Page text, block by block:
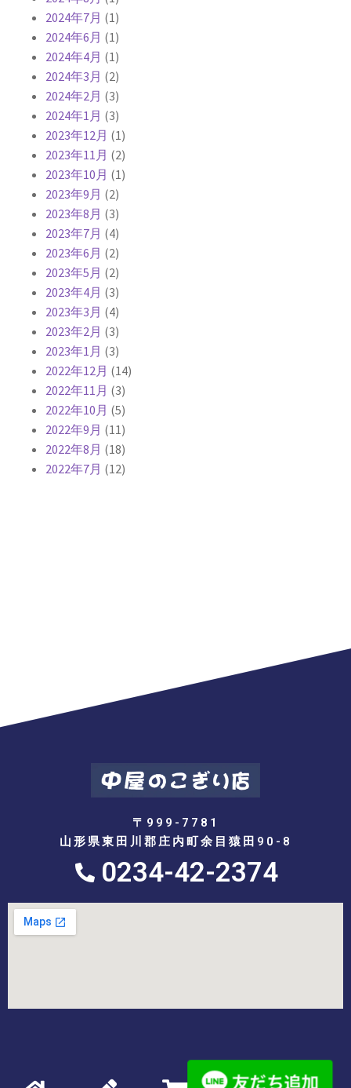
2024年7月 (1)
2024年6月 (1)
2024年4月 (1)
2024年3月 (2)
2024年2月 (3)
2024年1月 (3)
2023年12月 (1)
2023年11月 (2)
2023年10月 (1)
2023年9月 (2)
2023年8月 (3)
2023年7月 (4)
2023年6月 (2)
2023年5月 (2)
2023年4月 (3)
2023年3月 (4)
2023年2月 (3)
2023年1月 (3)
2022年12月 (14)
2022年11月 (3)
2022年10月 (5)
2022年9月 (11)
2022年8月 (18)
2022年7月 (12)
〒999-7781
山形県東田川郡庄内町余目猿田90-8
0234-42-2374